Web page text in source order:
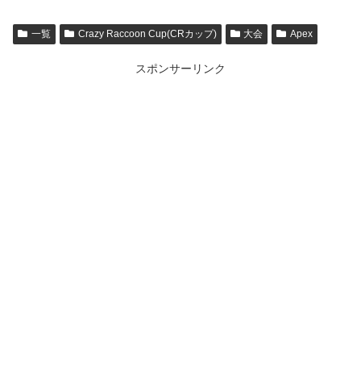
一覧 Crazy Raccoon Cup(CRカップ) 大会 Apex
スポンサーリンク